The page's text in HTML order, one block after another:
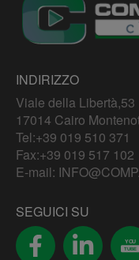
INDIRIZZO
Viale della
17014 Cairo
Tel:+39 019 510 371
Fax:+39 019 517 102
E-mail:
SEGUICI SU
YOU
TUBE